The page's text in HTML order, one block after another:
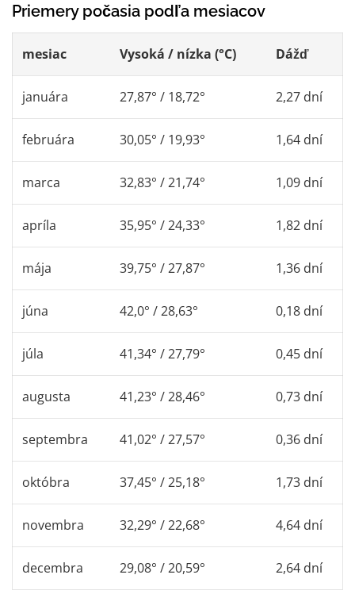
Priemery počasia podľa mesiacov
mesiac Vysoká / nízka (°C) Dážď
januára 27,87° / 18,72° 2,27 dní
februára 30,05° / 19,93° 1,64 dní
marca 32,83° / 21,74° 1,09 dní
apríla 35,95° / 24,33° 1,82 dní
mája 39,75° / 27,87° 1,36 dní
júna 42,0° / 28,63° 0,18 dní
júla 41,34° / 27,79° 0,45 dní
augusta 41,23° / 28,46° 0,73 dní
septembra 41,02° / 27,57° 0,36 dní
októbra 37,45° / 25,18° 1,73 dní
novembra 32,29° / 22,68° 4,64 dní
decembra 29,08° / 20,59° 2,64 dní